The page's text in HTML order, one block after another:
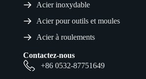
Acier inoxydable
Acier pour outils et moules
Acier à roulements
Contactez-nous
+86 0532-87751649